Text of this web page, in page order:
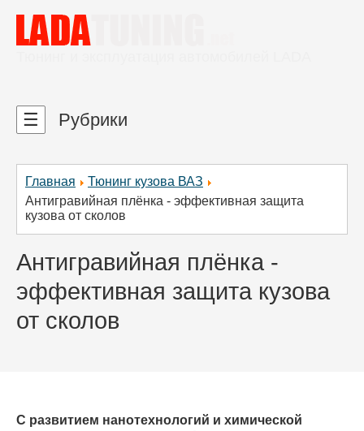
Главная
Тюнинг кузова ВАЗ
Антигравийная плёнка - эффективная защита
кузова от сколов
Антигравийная плёнка -
эффективная защита кузова
от сколов
С развитием нанотехнологий и химической
☰ Рубрики